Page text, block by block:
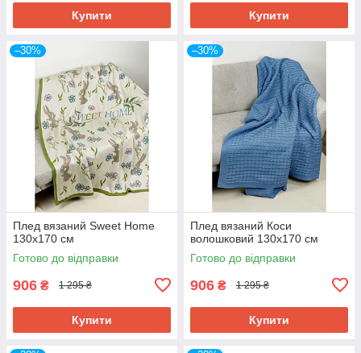
Купити Купити
–30%
Плед вязаний Sweet Home
130х170 см
Готово до відправки
906 ₴ 1 295 ₴
Купити
–30%
Плед вязаний Коси
волошковий 130х170 см
Готово до відправки
906 ₴ 1 295 ₴
Купити